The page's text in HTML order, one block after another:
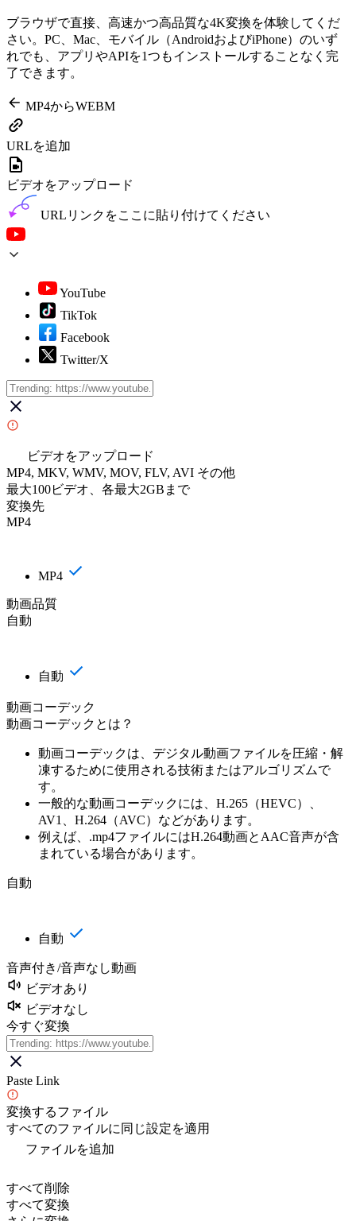
ブラウザで直接、高速かつ高品質な4K変換を体験してくだ
さい。PC、Mac、モバイル（AndroidおよびiPhone）のいず
れでも、アプリやAPIを1つもインストールすることなく完
了できます。
MP4からWEBM
URLを追加
ビデオをアップロード
URLリンクをここに貼り付けてください
YouTube
TikTok
Facebook
Twitter/X
ビデオをアップロード
MP4, MKV, WMV, MOV, FLV, AVI その他
最大100ビデオ、各最大2GBまで
変換先
MP4
MP4
動画品質
自動
自動
動画コーデック
動画コーデックとは？
動画コーデックは、デジタル動画ファイルを圧縮・解
凍するために使用される技術またはアルゴリズムで
す。
一般的な動画コーデックには、H.265（HEVC）、
AV1、H.264（AVC）などがあります。
例えば、.mp4ファイルにはH.264動画とAAC音声が含
まれている場合があります。
自動
自動
音声付き/音声なし動画
ビデオあり
ビデオなし
今すぐ変換
Paste Link
変換するファイル
すべてのファイルに同じ設定を適用
ファイルを追加
すべて削除
すべて変換